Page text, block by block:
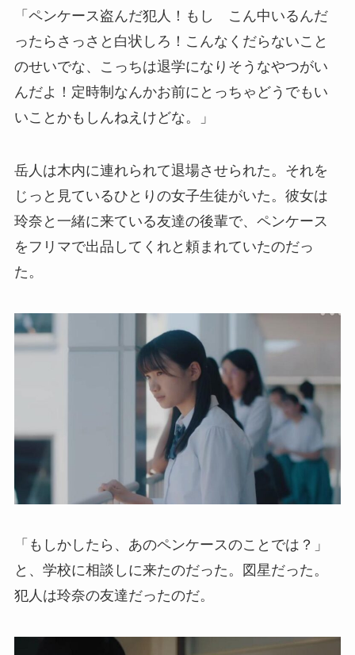
「ペンケース盗んだ犯人！もし こん中いるんだ
ったらさっさと白状しろ！こんなくだらないこと
のせいでな、こっちは退学になりそうなやつがい
んだよ！定時制なんかお前にとっちゃどうでもい
いことかもしんねえけどな。」
岳人は木内に連れられて退場させられた。それを
じっと見ているひとりの女子生徒がいた。彼女は
玲奈と一緒に来ている友達の後輩で、ペンケース
をフリマで出品してくれと頼まれていたのだっ
た。
「もしかしたら、あのペンケースのことでは？」
と、学校に相談しに来たのだった。図星だった。
犯人は玲奈の友達だったのだ。